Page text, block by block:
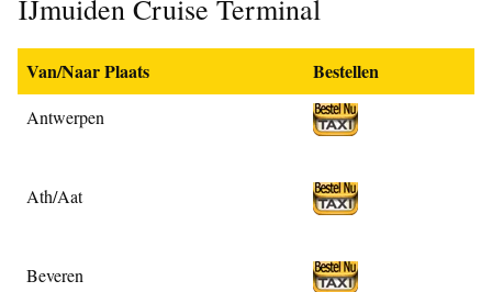
IJmuiden Cruise Terminal
Van/Naar Plaats Bestellen
Antwerpen
Ath/Aat
Beveren